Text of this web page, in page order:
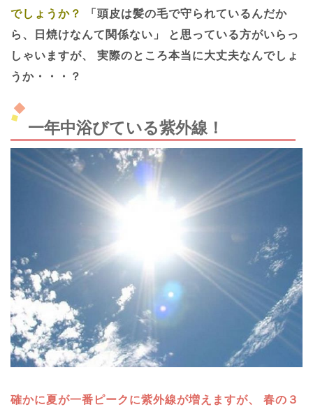
でしょうか？
「頭皮は髪の毛で守られているんだか
ら、日焼けなんて関係ない」
と思っている方がいらっ
しゃいますが、
実際のところ本当に大丈夫なんでしょ
うか・・・？
一年中浴びている紫外線！
確かに夏が一番ピークに紫外線が増えますが、
春の３